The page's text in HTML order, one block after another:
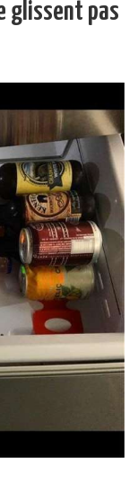
glissent pas